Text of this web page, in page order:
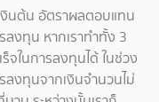
นต้น อัตราผลตอบแทน
ลงทุน หากเราทำทั้ง 3
จในการลงทุนได้ ในช่วง
ลงทุนจากเงินจำนวนไม่